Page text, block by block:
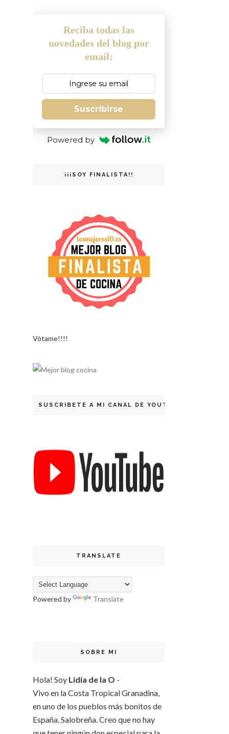
Reciba todas las
novedades del blog por
email:
Suscribirse
Powered by
¡¡¡SOY FINALISTA!!
Vótame!!!!
SUSCRIBETE A MI CANAL DE YOUTUBE
TRANSLATE
Powered by Translate
SOBRE MI
Hola! Soy Lidia de la O -
Vivo en la Costa Tropical Granadina,
en uno de los pueblos más bonitos de
España, Salobreña. Creo que no hay